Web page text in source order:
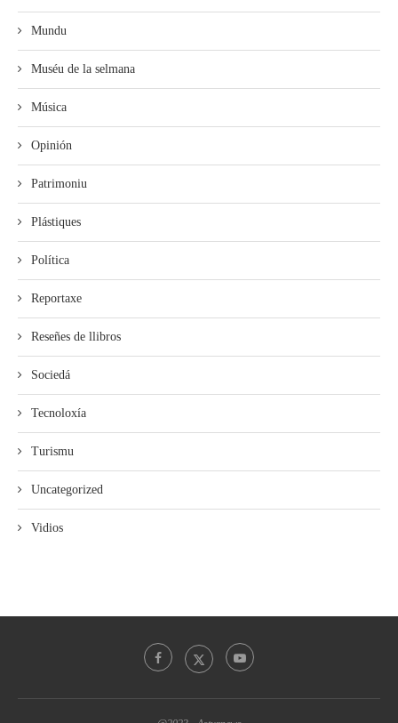
Mundu
Muséu de la selmana
Música
Opinión
Patrimoniu
Plástiques
Política
Reportaxe
Reseñes de llibros
Sociedá
Tecnoloxía
Turismu
Uncategorized
Vidios